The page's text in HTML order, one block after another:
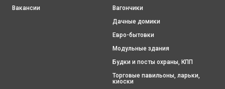
Вакансии
Вагончики
Дачные домики
Евро-бытовки
Модульные здания
Будки и посты охраны, КПП
Торговые павильоны, ларьки,
киоски